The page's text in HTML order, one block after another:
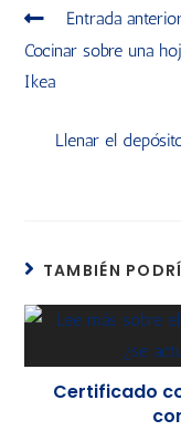
Entrada
Cocinar sobre una
Ikea
Llenar el
TAMBIÉN
Certificado